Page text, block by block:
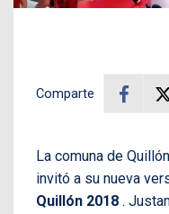
Comparte
La comuna de
invitó a su nueva
Quillón 2018 .